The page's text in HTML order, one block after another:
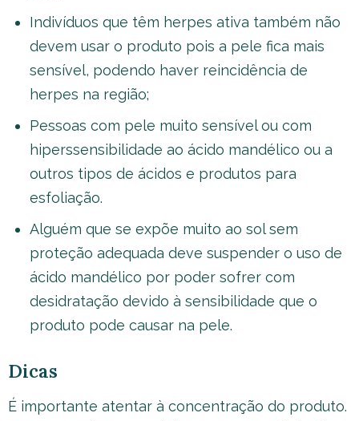
Indivíduos que têm herpes ativa também não
devem usar o produto pois a pele fica mais
sensível, podendo haver reincidência de
herpes na região;
Pessoas com pele muito sensível ou com
hiperssensibilidade ao ácido mandélico ou a
outros tipos de ácidos e produtos para
esfoliação.
Alguém que se expõe muito ao sol sem
proteção adequada deve suspender o uso de
ácido mandélico por poder sofrer com
desidratação devido à sensibilidade que o
produto pode causar na pele.
Dicas
É importante atentar à concentração do produto.